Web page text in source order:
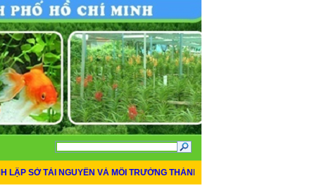
SỞ TÀI NGUYÊN VÀ MÔI TRƯỜNG THÀNH PHỐ HỒ CHÍ MINH